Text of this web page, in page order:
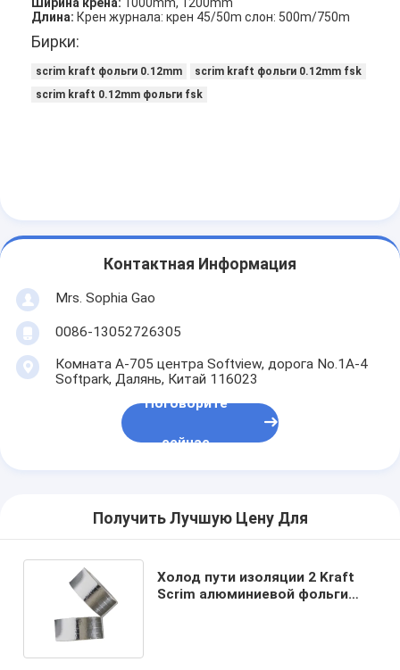
Проверка качества
Свяжитесь мы
Слипчивая лента изоляции
Теплостойкая лента изоляции
Клейкая лента стеклянной ткани
Клейкая лента фильма Polyimide
Клейкая лента алюминиевой фольги
Длина: Крен журнала: крен 45/50m слон: 500m/750m
Бирки:
scrim kraft фольги 0.12mm
scrim kraft фольги 0.12mm fsk
scrim kraft 0.12mm фольги fsk
Контактная Информация
Mrs. Sophia Gao
0086-13052726305
Комната A-705 центра Softview, дорога No.1A-4
Softpark, Далянь, Китай 116023
Поговорите
сейчас
Получить Лучшую Цену Для
Холод пути изоляции 2 Kraft
Scrim алюминиевой фольги